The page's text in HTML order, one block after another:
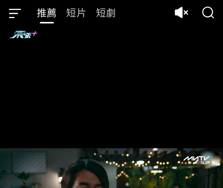
推薦 短片 短劇